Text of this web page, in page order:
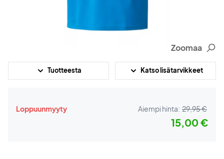
Zoomaa
Tuotteesta Katso lisätarvikkeet
Loppuunmyyty Aiempi hinta: 29,95 €
15,00 €